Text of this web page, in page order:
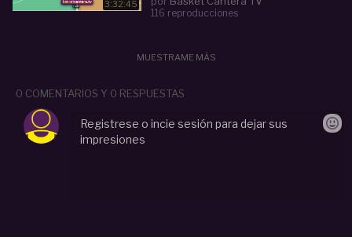
3:32:45
116 reproducciones
MUESTRAME MÁS
0 COMENTARIOS Y 0 RESPUESTAS